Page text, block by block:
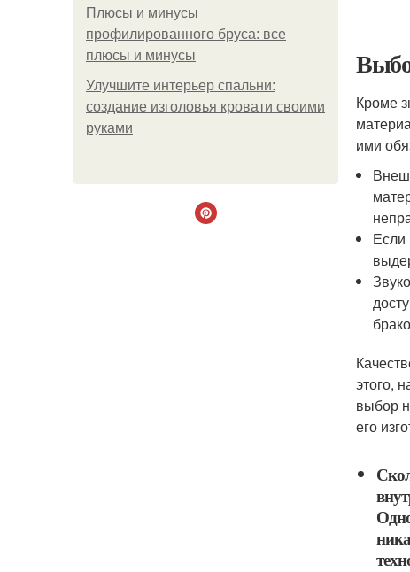
Плюсы и минусы
профилированного бруса: все
плюсы и минусы
Улучшите интерьер спальни:
создание изголовья кровати своими
руками
Кроме
ими
Если
этого,
выбор
его